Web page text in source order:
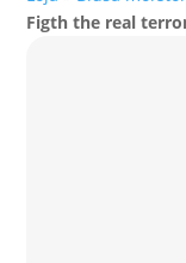
Figth the real